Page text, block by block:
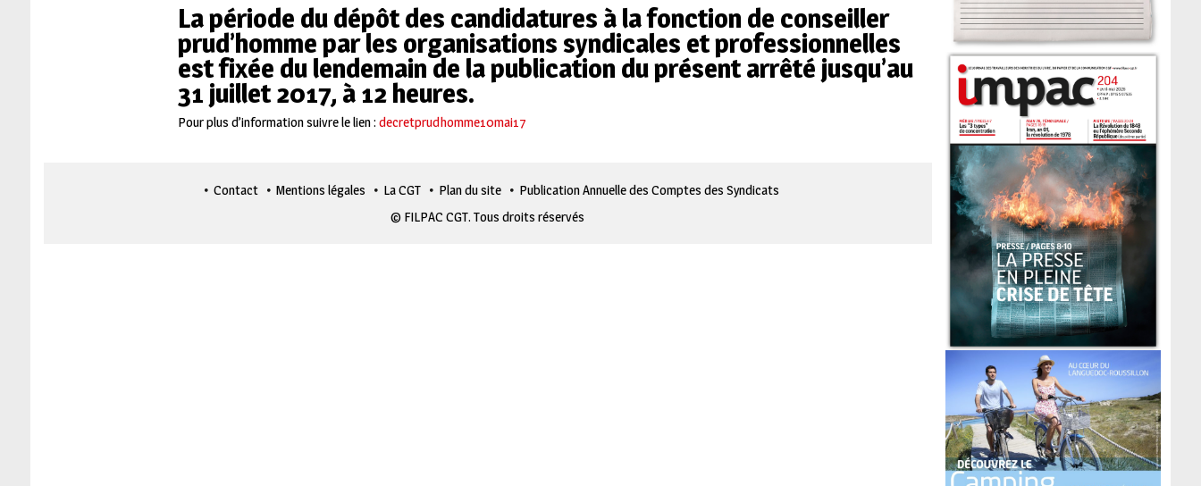
La période du dépôt des candidatures à la fonction de conseiller
prud’homme par les organisations syndicales et professionnelles
est fixée du lendemain de la publication du présent arrêté jusqu’au
31 juillet 2017, à 12 heures.
Pour plus d’information suivre le lien : decretprudhomme10mai17
Contact Mentions légales La CGT Plan du site
Publication Annuelle des Comptes des Syndicats
© FILPAC CGT. Tous droits réservés